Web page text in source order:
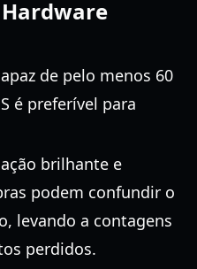
Hardware
de pelo menos 60
é preferível para
brilhante e
podem confundir o
levando a contagens
perdidos.